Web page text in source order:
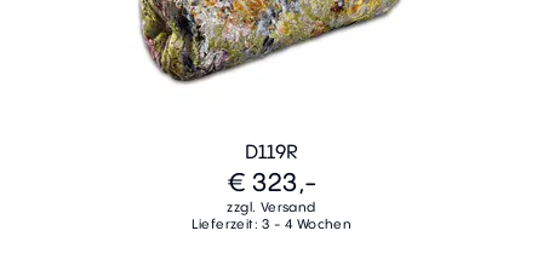
D119R
€ 323,-
zzgl. Versand
Lieferzeit: 3 - 4 Wochen